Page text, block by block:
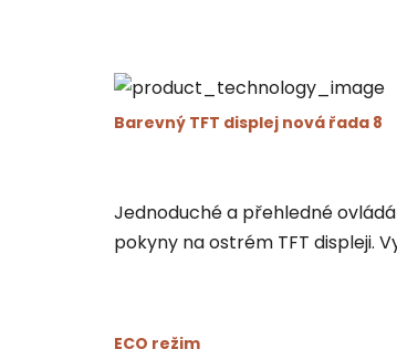
Barevný TFT displej nová řada 8
Jednoduché a přehledné
pokyny na ostrém TFT displeji.
ECO režim